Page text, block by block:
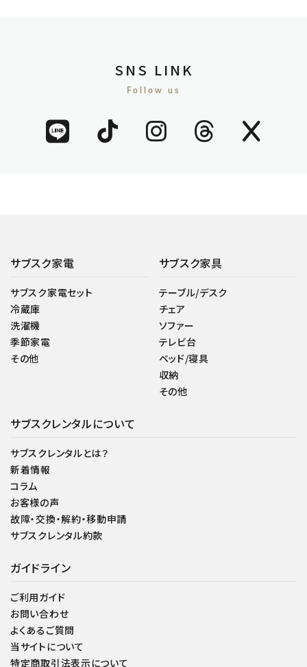
SNS LINK
Follow us
サブスク家電
サブスク家電セット
冷蔵庫
洗濯機
季節家電
その他
サブスク家具
テーブル/デスク
チェア
ソファー
テレビ台
ベッド/寝具
収納
その他
サブスクレンタルについて
サブスクレンタルとは？
新着情報
コラム
お客様の声
故障・交換・解約・移動申請
サブスクレンタル約款
ガイドライン
ご利用ガイド
お問い合わせ
よくあるご質問
当サイトについて
特定商取引法表示について